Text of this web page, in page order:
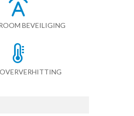
BEVEILIGING